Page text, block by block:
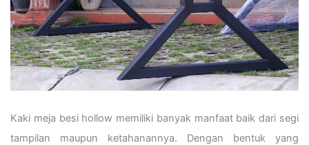
Kaki meja besi hollow memiliki banyak manfaat baik dari segi
tampilan maupun ketahanannya. Dengan bentuk yang